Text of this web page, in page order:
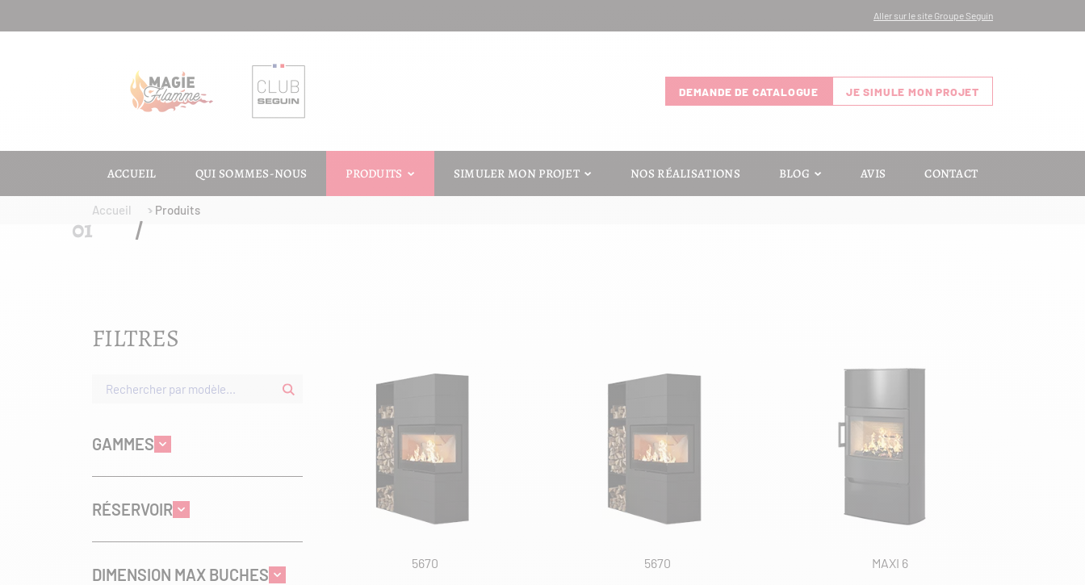
Aller sur le site Groupe Seguin
DEMANDE DE CATALOGUE JE SIMULE MON PROJET
ACCUEIL QUI SOMMES-NOUS PRODUITS SIMULER MON PROJET NOS RÉALISATIONS BLOG AVIS CONTACT
Accueil Produits
PRODUITS
FILTRES
GAMMES
RÉSERVOIR
DIMENSION MAX BUCHES
5670 5670 MAXI 6